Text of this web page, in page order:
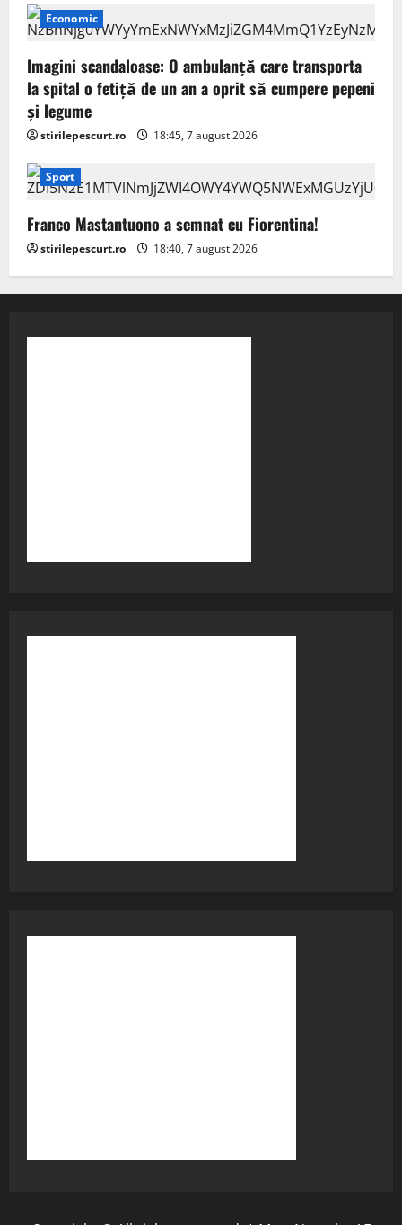
Economic
Imagini scandaloase: O ambulanță care transporta
la spital o fetiță de un an a oprit să cumpere pepeni
și legume
stirilepescurt.ro 18:45, 7 august 2026
Sport
Franco Mastantuono a semnat cu Fiorentina!
stirilepescurt.ro 18:40, 7 august 2026